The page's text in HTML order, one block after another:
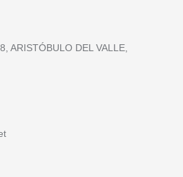
ARISTÓBULO DEL VALLE,